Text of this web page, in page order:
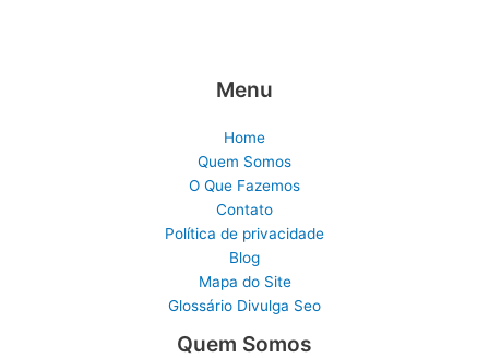
Menu
Home
Quem Somos
O Que Fazemos
Contato
Política de privacidade
Blog
Mapa do Site
Glossário Divulga Seo
Quem Somos